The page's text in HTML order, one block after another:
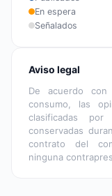
En espera
Señalados
Aviso legal
De acuerdo
consumo, las
clasificadas
conservadas
contrato del
ninguna